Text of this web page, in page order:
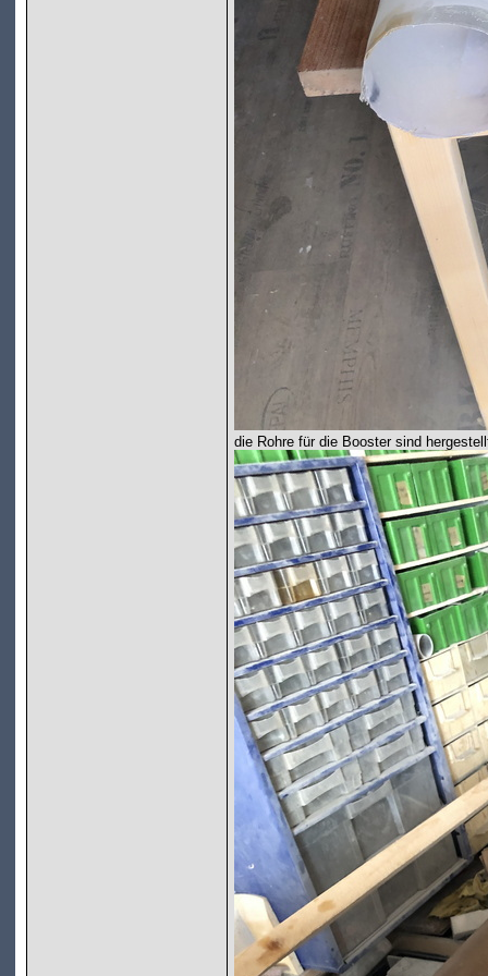
die Rohre für die Booster sind